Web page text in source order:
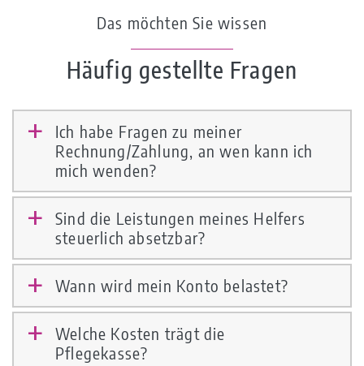
Das möchten Sie wissen
Häufig gestellte Fragen
a
Ich habe Fragen zu meiner
Rechnung/Zahlung, an wen kann ich
mich wenden?
a
Sind die Leistungen meines Helfers
steuerlich absetzbar?
a Wann wird mein Konto belastet?
a
Welche Kosten trägt die
Pflegekasse?